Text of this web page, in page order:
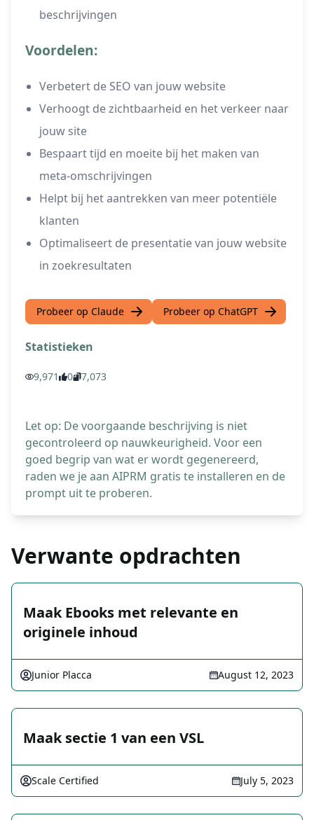
beschrijvingen
Voordelen:
Verbetert de SEO van jouw website
Verhoogt de zichtbaarheid en het verkeer naar
jouw site
Bespaart tijd en moeite bij het maken van
meta-omschrijvingen
Helpt bij het aantrekken van meer potentiële
klanten
Optimaliseert de presentatie van jouw website
in zoekresultaten
Probeer op Claude Probeer op ChatGPT
Statistieken
9,971 0 7,073
Let op: De voorgaande beschrijving is niet
gecontroleerd op nauwkeurigheid. Voor een
goed begrip van wat er wordt gegenereerd,
raden we je aan AIPRM gratis te installeren en de
prompt uit te proberen.
Verwante opdrachten
Maak Ebooks met relevante en
originele inhoud
Junior Placca August 12, 2023
Maak sectie 1 van een VSL
Scale Certified July 5, 2023